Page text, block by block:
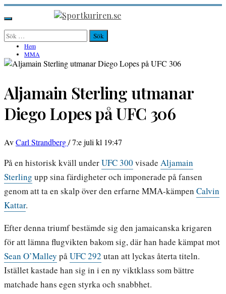
Hoppa
till
innehåll
Sportkuriren.se
Primär
meny
Sök
efter: Hem
MMA
Aljamain Sterling utmanar
Diego Lopes på UFC 306
AvCarl Strandberg/7:e juli kl 19:47
På en historisk kväll underUFC 300 visade Aljamain
Sterling upp sina färdigheter och imponerade på fansen
genom att ta en skalp över den erfarne MMA-kämpen Calvin
Kattar.
Efter denna triumf bestämde sig den jamaicanska krigaren
för att lämna flugvikten bakom sig, där han hade kämpat mot
Sean O’Malley påUFC 292 utan att lyckas återta titeln.
Istället kastade han sig in i en ny viktklass som bättre
matchade hans egen styrka och snabbhet.